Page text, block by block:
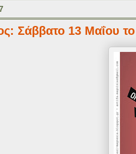
Σάββατο 13 Μαΐου